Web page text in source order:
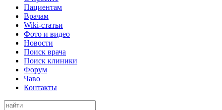
Пациентам
Врачам
Wiki-статьи
Фото и видео
Новости
Поиск врача
Поиск клиники
Форум
Чаво
Контакты